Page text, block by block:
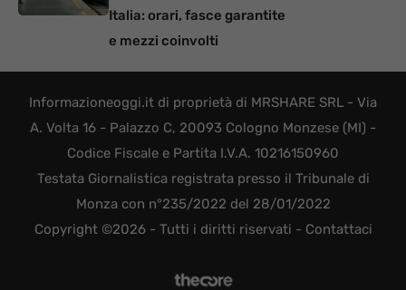
Italia: orari, fasce garantite
e mezzi coinvolti
Informazioneoggi.it di proprietà di MRSHARE SRL - Via
A. Volta 16 - Palazzo C, 20093 Cologno Monzese (MI) -
Codice Fiscale e Partita I.V.A. 10216150960
Testata Giornalistica registrata presso il Tribunale di
Monza con n°235/2022 del 28/01/2022
Copyright ©2026 - Tutti i diritti riservati - Contattaci